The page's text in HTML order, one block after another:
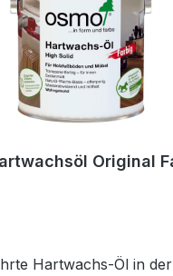
Original
Hartwachs-Öl in der